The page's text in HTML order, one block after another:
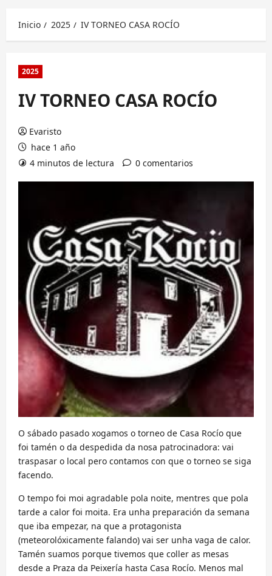
Inicio
2025 IV TORNEO CASA ROCÍO
2025
IV TORNEO CASA ROCÍO
Evaristo
hace 1 año
4 minutos de lectura
0 comentarios
O sábado pasado xogamos o torneo de Casa Rocío que
foi tamén o da despedida da nosa patrocinadora: vai
traspasar o local pero contamos con que o torneo se siga
facendo.
O tempo foi moi agradable pola noite, mentres que pola
tarde a calor foi moita. Era unha preparación da semana
que iba empezar, na que a protagonista
(meteorolóxicamente falando) vai ser unha vaga de calor.
Tamén suamos porque tivemos que coller as mesas
desde a Praza da Peixería hasta Casa Rocío. Menos mal